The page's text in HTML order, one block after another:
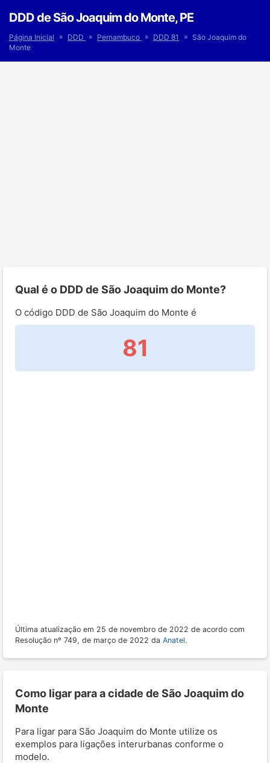
DDD de São Joaquim do Monte, PE
Página Inicial » DDD » Pernambuco » DDD 81 » São Joaquim do
Monte
Qual é o DDD de São Joaquim do Monte?
O código DDD de São Joaquim do Monte é
81
Última atualização em 25 de novembro de 2022 de acordo com
Resolução nº 749, de março de 2022 da Anatel.
Como ligar para a cidade de São Joaquim do
Monte
Para ligar para São Joaquim do Monte utilize os
exemplos para ligações interurbanas conforme o
modelo.